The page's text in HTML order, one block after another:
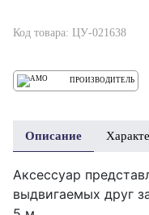
Код товара: ЦУ-021638
ПРОИЗВОДИТЕЛЬ
Описание
Аксессуар
выдвигаемых друг